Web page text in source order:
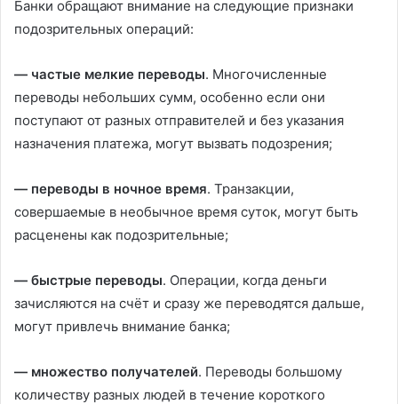
Банки обращают внимание на следующие признаки
подозрительных операций:
— частые мелкие переводы. Многочисленные
переводы небольших сумм, особенно если они
поступают от разных отправителей и без указания
назначения платежа, могут вызвать подозрения;
— переводы в ночное время. Транзакции,
совершаемые в необычное время суток, могут быть
расценены как подозрительные;
— быстрые переводы. Операции, когда деньги
зачисляются на счёт и сразу же переводятся дальше,
могут привлечь внимание банка;
— множество получателей. Переводы большому
количеству разных людей в течение короткого